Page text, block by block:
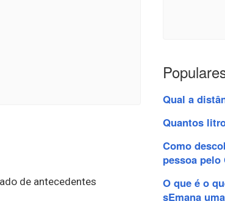
de antecedentes
Qual a
Quantos
Como
pessoa pelo
O que é o
sEmana